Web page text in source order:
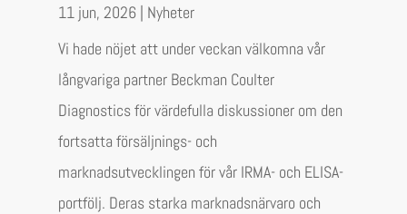
11 jun, 2026| Nyheter
Vi hade nöjet att under veckan välkomna vår
långvariga partner Beckman Coulter
Diagnostics för värdefulla diskussioner om den
fortsatta försäljnings- och
marknadsutvecklingen för vår IRMA- och ELISA-
portfölj. Deras starka marknadsnärvaro och